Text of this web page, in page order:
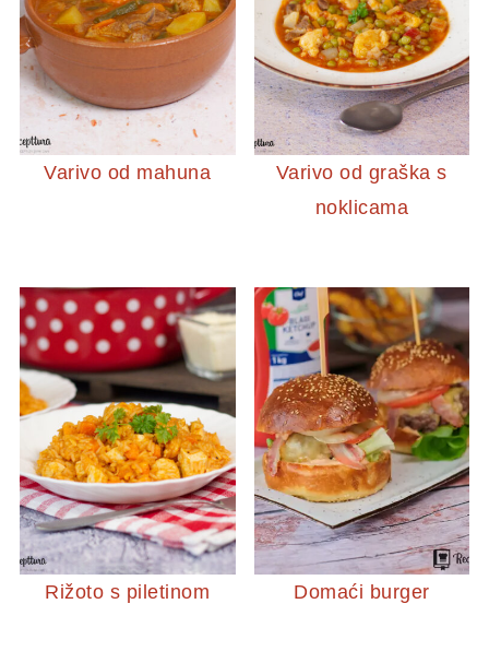
Varivo od mahuna
Varivo od graška s
noklicama
Rižoto s piletinom Domaći burger